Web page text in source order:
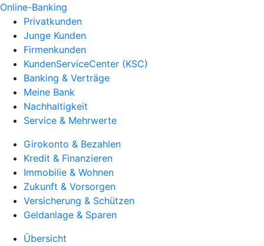
Online-Banking
Privatkunden
Junge Kunden
Firmenkunden
KundenServiceCenter (KSC)
Banking & Verträge
Meine Bank
Nachhaltigkeit
Service & Mehrwerte
Girokonto & Bezahlen
Kredit & Finanzieren
Immobilie & Wohnen
Zukunft & Vorsorgen
Versicherung & Schützen
Geldanlage & Sparen
Übersicht